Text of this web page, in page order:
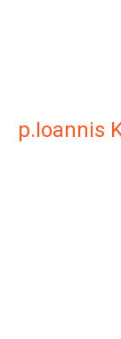
p.Ioannis